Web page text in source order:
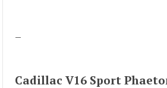
–
Cadillac V16 Sport